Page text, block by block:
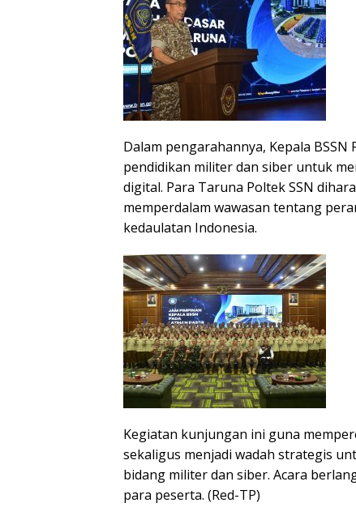
Dalam pengarahannya, Kepala
pendidikan militer dan siber untuk
digital. Para Taruna Poltek SSN
memperdalam wawasan tentang
kedaulatan Indonesia.
Kegiatan kunjungan ini guna
sekaligus menjadi wadah strategis
bidang militer dan siber. Acara
para peserta. (Red-TP)